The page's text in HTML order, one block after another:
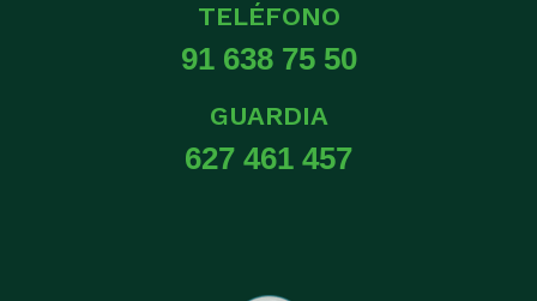
TELÉFONO
91 638 75 50
GUARDIA
627 461 457